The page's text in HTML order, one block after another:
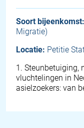
Soort bijeenkomst:
Migratie)
Locatie: Petitie
1 . Steunbetuiging,
vluchtelingen in
asielzoekers: van